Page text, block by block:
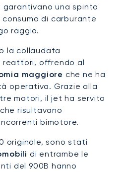
una spinta
di carburante
raggio.
la collaudata
reattori, offrendo al
maggiore che ne ha
operativa. Grazie alla
motori, il jet ha servito
risultavano
bimotore.
originale, sono stati
di entrambe le
del 900B hanno